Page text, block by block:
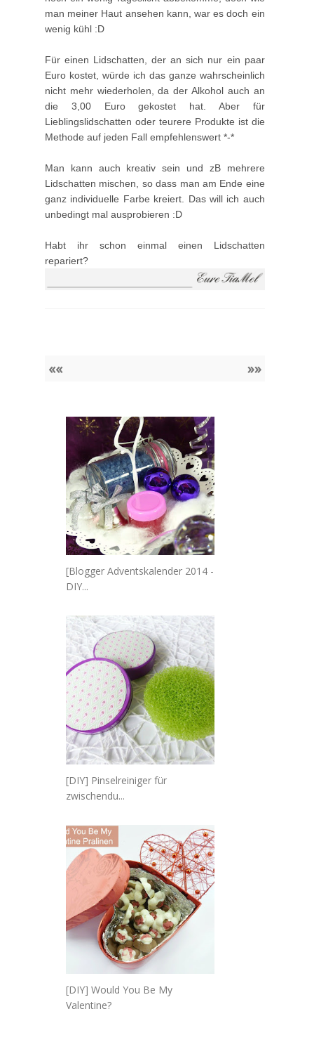
man meiner Haut ansehen kann, war es doch ein
wenig kühl :D
Für einen Lidschatten, der an sich nur ein paar
Euro kostet, würde ich das ganze wahrscheinlich
nicht mehr wiederholen, da der Alkohol auch an
die 3,00 Euro gekostet hat. Aber für
Lieblingslidschatten oder teurere Produkte ist die
Methode auf jeden Fall empfehlenswert *-*
Man kann auch kreativ sein und zB mehrere
Lidschatten mischen, so dass man am Ende eine
ganz individuelle Farbe kreiert. Das will ich auch
unbedingt mal ausprobieren :D
Habt ihr schon einmal einen Lidschatten
repariert?
«« »»
[Blogger Adventskalender 2014 -
DIY...
[DIY] Pinselreiniger für
zwischendu...
[DIY] Would You Be My
Valentine?